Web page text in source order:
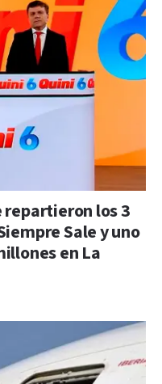
repartieron los 3
Sale y uno
en La